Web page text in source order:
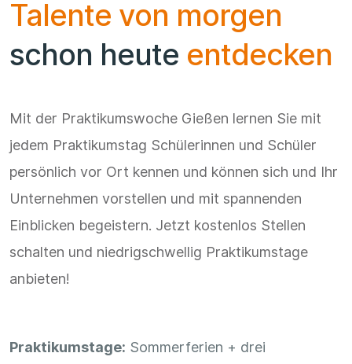
Talente von morgen
schon heute entdecken
Mit der Praktikumswoche Gießen lernen Sie mit
jedem Praktikumstag Schülerinnen und Schüler
persönlich vor Ort kennen und können sich und Ihr
Unternehmen vorstellen und mit spannenden
Einblicken begeistern. Jetzt kostenlos Stellen
schalten und niedrigschwellig Praktikumstage
anbieten!
Praktikumstage: Sommerferien + drei